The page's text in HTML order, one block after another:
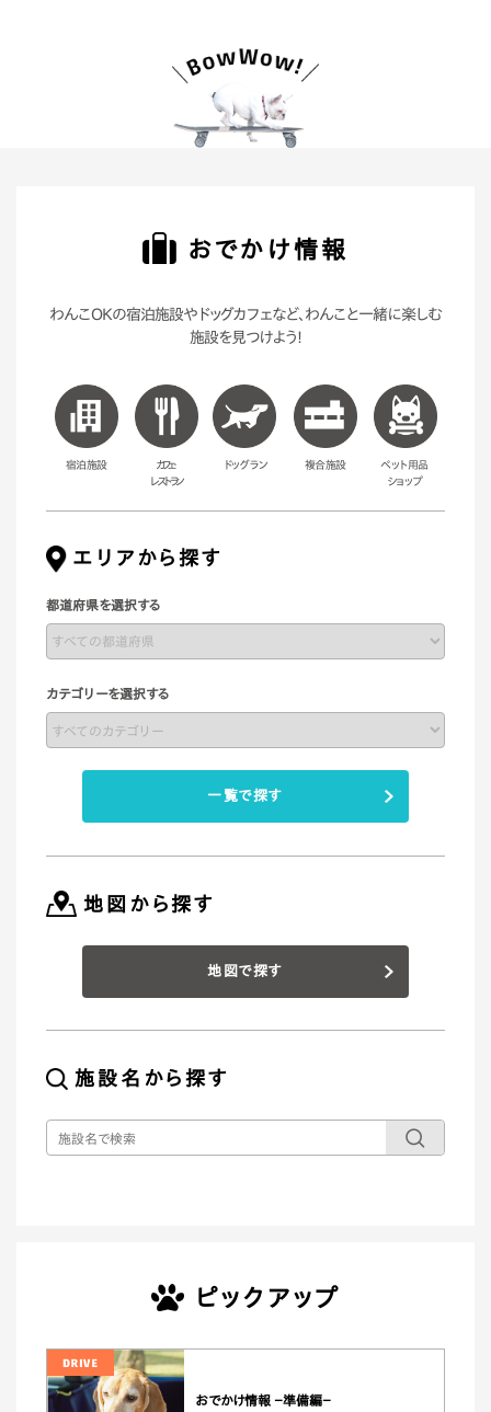
おでかけ情報
わんこOKの宿泊施設やドッグカフェなど、わんこと一緒に楽しむ
施設を見つけよう!
宿泊施設
カフェ・
レストラン
ドッグラン 複合施設
ペット用品
ショップ
エリアから探す
都道府県を選択する
カテゴリーを選択する
一覧で探す
地図から探す
地図で探す
施設名から探す
ピックアップ
おでかけ情報 －準備編－